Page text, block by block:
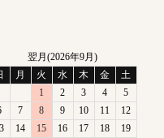
翌月(2026年9月)
月 火 水 木 金
土
1
2 3 4
5
7 8 9 10 11
12
14 15 16 17 18
19